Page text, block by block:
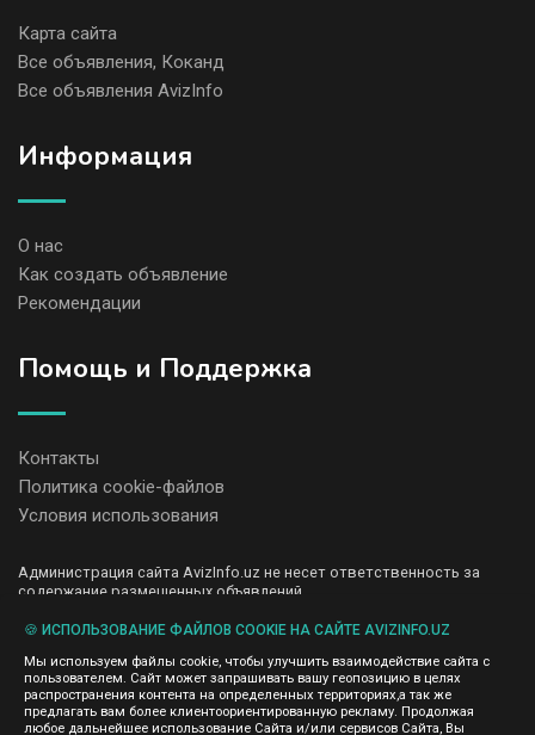
Карта сайта
Все объявления, Коканд
Все объявления AvizInfo
Информация
О нас
Как создать объявление
Рекомендации
Помощь и Поддержка
Контакты
Политика cookie-файлов
Условия использования
Администрация сайта AvizInfo.uz не несет ответственность за
содержание размещенных объявлений.
передаем и не продаем личную информацию зарегистрированных
правила конфиденциальности сайтов на которые ссылается
AvizInfo.uz. На некоторых страницах нашего сайта представлена
реклама Google Adsense Advertising Network. Чтобы узнать
подробней о правилах конфиденциальности Google нажмите тут
🍪 ИСПОЛЬЗОВАНИЕ ФАЙЛОВ COOKIE НА САЙТЕ AVIZINFO.UZ
Мы используем файлы cookie, чтобы улучшить взаимодействие сайта с
пользователем. Сайт может запрашивать вашу геопозицию в целях
распространения контента на определенных территориях,а так же
предлагать вам более клиентоориентированную рекламу. Продолжая
любое дальнейшее использование Сайта и/или сервисов Сайта, Вы